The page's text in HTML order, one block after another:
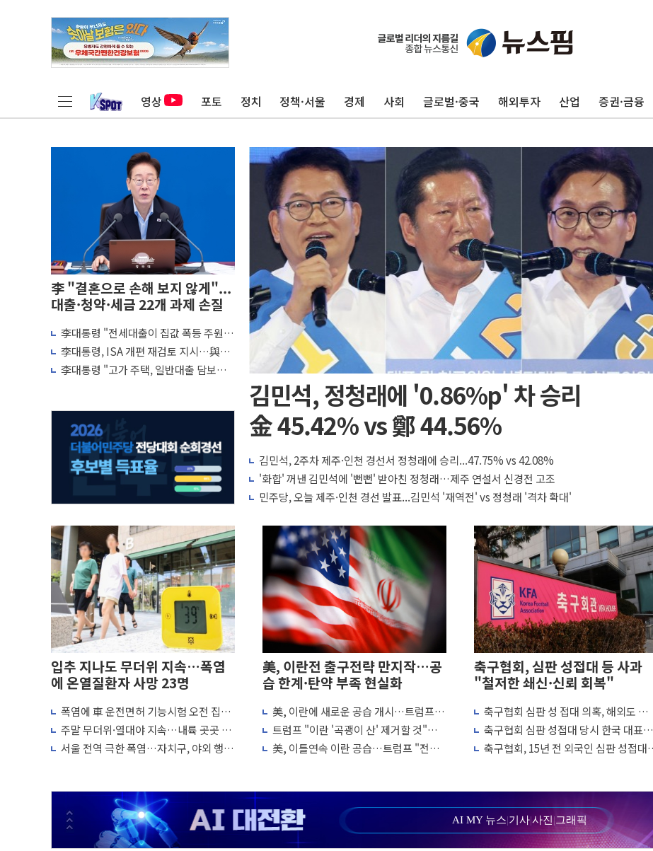
영상 포토 정치 정책·서울 경제 사회 글로벌·중국 해외투자 산업 증권·금융
李 "결혼으로 손해 보지 않게"...
대출·청약·세금 22개 과제 손질
李대통령 "전세대출이 집값 폭등 주원
인…유주택자 제한·규제 강화 검토"
李대통령, ISA 개편 재검토 지시…與
"적극 환영"·野 "졸속 국정"
李대통령 "고가 주택, 일반대출 담보가
김민석, 정청래에 '0.86%p' 차 승리
金 45.42% vs 鄭 44.56%
김민석, 2주차 제주·인천 경선서 정청래에 승리...47.75% vs 42.08%
'화합' 꺼낸 김민석에 '뻔뻔' 받아친 정청래…제주 연설서 신경전 고조
민주당, 오늘 제주·인천 경선 발표...김민석 '재역전' vs 정청래 '격차 확대'
입추 지나도 무더위 지속…폭염
에 온열질환자 사망 23명
폭염에 車 운전면허 기능시험 오전 집중
편성…체감온도 38도 넘으면 중단
주말 무더위·열대야 지속…내륙 곳곳 소
나기
서울 전역 극한 폭염…자치구, 야외 행사
美, 이란전 출구전략 만지작…공
습 한계·탄약 부족 현실화
美, 이란에 새로운 공습 개시…트럼프
"이제 우리 차례"
트럼프 "이란 '곡괭이 산' 제거할 것"…
미군, 사흘째 이란 야간 공습
美, 이틀연속 이란 공습…트럼프 "전쟁
축구협회, 심판 성접대 등 사과
"철저한 쇄신·신뢰 회복"
축구협회 심판 성 접대 의혹, 해외도 관심
↑…감독 선임 과정 수사까지 외신 주목
축구협회 심판 성접대 당시 한국 대표팀
7경기 무패 행진
축구협회, 15년 전 외국인 심판 성접대
AI MY 뉴스|기사|사진 |그래픽
포항시 재난예산 40억 긴급 투입…고수온 양식장 복구·지원 '총력'
울진·영덕 '호우특보'-포항 '산사태 주의보'...경북도, 호우 피해·통제구간 없어
[종합] 김민석, 정청래에 '0.86%p' 차 재역전 성공...金 45.42% vs 鄭 44.56%
김민석, 2주차 제주·인천 경선서 정청래에 승리...47.75% vs 42.08%
인사하는 김민석 당대표 후보
[속보] 민주, 제주·인천 경선 결과 발표...김민석 47.75% 정청래 42.08%